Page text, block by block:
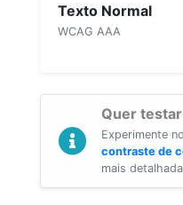
Texto Normal
WCAG AAA
Quer
Experimente
contraste de
mais